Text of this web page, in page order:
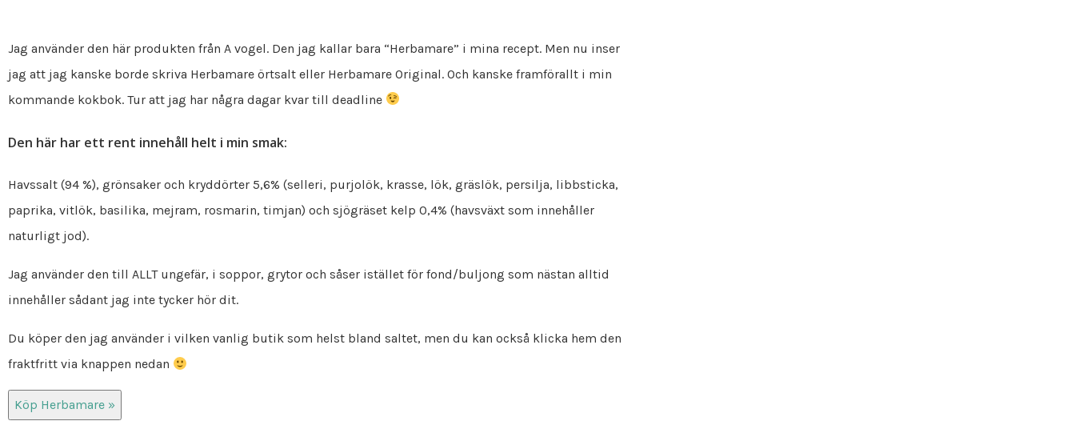
Jag använder den här produkten från A vogel. Den jag kallar bara “Herbamare” i mina recept. Men nu inser
jag att jag kanske borde skriva Herbamare örtsalt eller Herbamare Original. Och kanske framförallt i min
kommande kokbok. Tur att jag har några dagar kvar till deadline
Den här har ett rent innehåll helt i min smak:
Havssalt (94 %), grönsaker och kryddörter 5,6% (selleri, purjolök, krasse, lök, gräslök, persilja, libbsticka,
paprika, vitlök, basilika, mejram, rosmarin, timjan) och sjögräset kelp 0,4% (havsväxt som innehåller
naturligt jod).
Jag använder den till ALLT ungefär, i soppor, grytor och såser istället för fond/buljong som nästan alltid
innehåller sådant jag inte tycker hör dit.
Du köper den jag använder i vilken vanlig butik som helst bland saltet, men du kan också klicka hem den
fraktfritt via knappen nedan
Köp Herbamare »